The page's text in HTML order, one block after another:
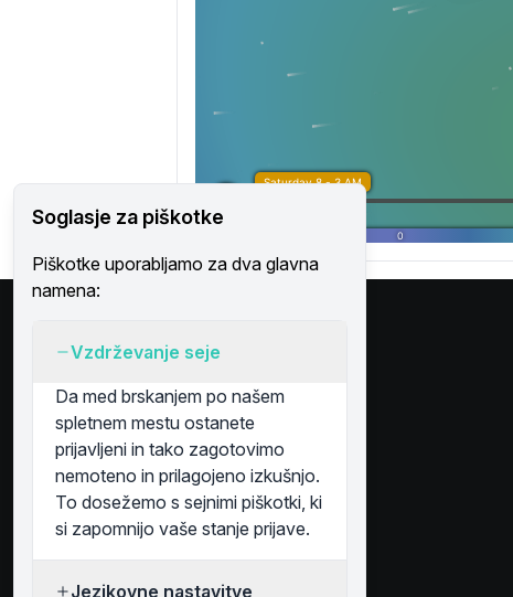
Soglasje za piškotke
Piškotke uporabljamo za dva glavna
namena:
Vzdrževanje seje
Da med brskanjem po našem
spletnem mestu ostanete
prijavljeni in tako zagotovimo
nemoteno in prilagojeno izkušnjo.
To dosežemo s sejnimi piškotki, ki
si zapomnijo vaše stanje prijave.
Jezikovne nastavitve
Buoyfriend d.o.o., Hrvaška
info@buoyfriend.com